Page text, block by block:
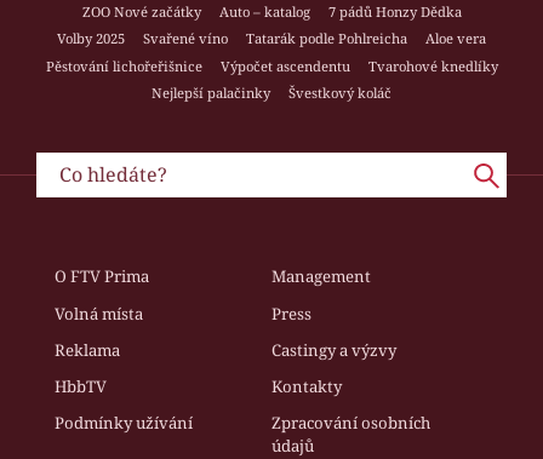
ZOO Nové začátky
Auto – katalog
7 pádů Honzy Dědka
Volby 2025
Svařené víno Tatarák podle Pohlreicha
Aloe vera
Pěstování lichořeřišnice
Výpočet ascendentu
Tvarohové knedlíky
Nejlepší palačinky
Švestkový koláč
O FTV Prima
Management
Volná místa
Press
Reklama
Castingy a výzvy
HbbTV
Kontakty
Podmínky užívání
Zpracování osobních
údajů